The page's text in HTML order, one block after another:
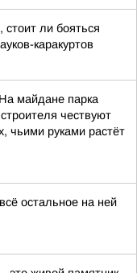
ли бояться
каракуртов
майдане парка
чествуют
чьими руками растёт
остальное на ней